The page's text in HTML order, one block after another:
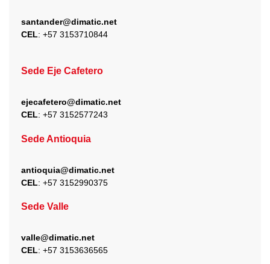
santander@dimatic.net
CEL: +57 3153710844
Sede Eje Cafetero
ejecafetero@dimatic.net
CEL: +57 3152577243
Sede Antioquia
antioquia@dimatic.net
CEL: +57 3152990375
Sede Valle
valle@dimatic.net
CEL: +57 3153636565